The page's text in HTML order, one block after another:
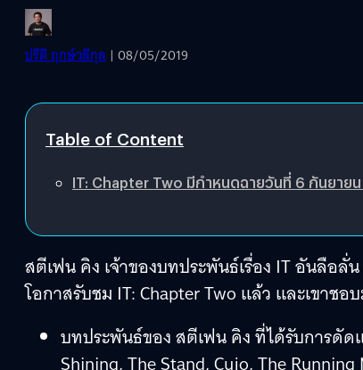
ปรีดี ฤกษ์วลีกุล | 08/05/2019
Table of Content
IT: Chapter Two มีกำหนดฉายวันที่ 6 กันยาย
สตีเฟน คิง เจ้าของบทประพันธ์เรื่อง IT อันลือ
โอกาสรับชม IT: Chapter Two แล้ว และเขาชอ
บทประพันธ์ของ สตีเฟน คิง ที่ได้รับการดัด
Shining, The Stand, Cujo, The